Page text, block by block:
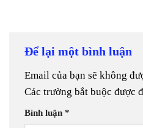
Để lại một bình luận
Email của bạn sẽ không
Các trường bắt buộc được
Bình luận *